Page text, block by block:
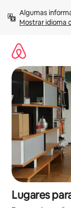
para
Mostrar idioma
Lugares